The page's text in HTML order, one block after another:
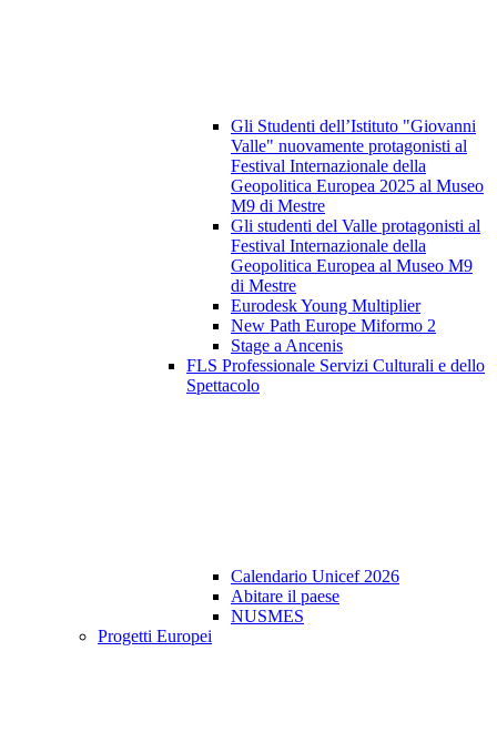
Gli Studenti dell’Istituto "Giovanni
Valle" nuovamente protagonisti al
Festival Internazionale della
Geopolitica Europea 2025 al Museo
M9 di Mestre
Gli studenti del Valle protagonisti al
Festival Internazionale della
Geopolitica Europea al Museo M9
di Mestre
Eurodesk Young Multiplier
New Path Europe Miformo 2
Stage a Ancenis
FLS Professionale Servizi Culturali e dello
Spettacolo
Calendario Unicef 2026
Abitare il paese
NUSMES
Progetti Europei